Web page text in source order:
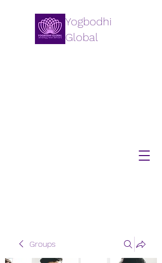
Yogbodhi
Global
Groups